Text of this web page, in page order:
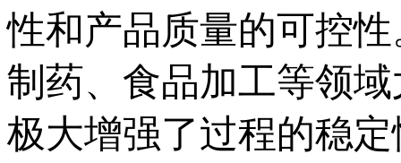
性和产品质量的可控性
制药、食品加工等领域
极大增强了过程的稳定性